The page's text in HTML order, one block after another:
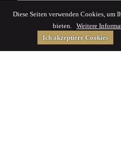
Diese Seiten verwenden Cookies, um
bieten. Weitere
Ich akzeptiere Cookies